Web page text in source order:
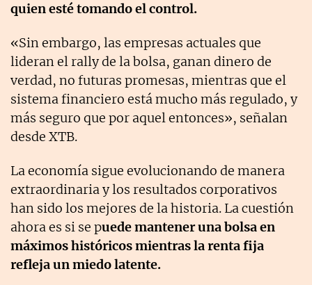
quien esté tomando el control.
«Sin embargo, las empresas actuales que
lideran el rally de la bolsa, ganan dinero de
verdad, no futuras promesas, mientras que el
sistema financiero está mucho más regulado, y
más seguro que por aquel entonces», señalan
desde XTB.
La economía sigue evolucionando de manera
extraordinaria y los resultados corporativos
han sido los mejores de la historia. La cuestión
ahora es si se puede mantener una bolsa en
máximos históricos mientras la renta fija
refleja un miedo latente.